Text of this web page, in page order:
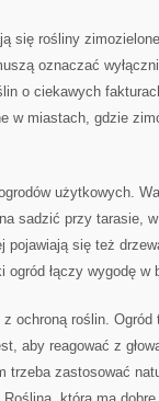
się rośliny
oznaczać
o ciekawych
w miastach, gdzie
użytkowych.
sadzić przy tarasie,
się też
ogród łączy wygodę
ochroną roślin.
aby reagować z
trzeba zastosować